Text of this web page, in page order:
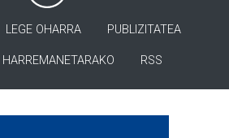
LEGE OHARRA PUBLIZITATEA
HARREMANETARAKO RSS